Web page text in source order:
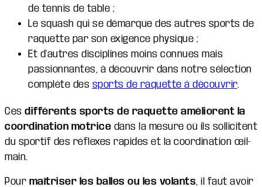
de tennis de table ;
Le squash qui se démarque des autres sports de
raquette par son exigence physique ;
Et d’autres disciplines moins connues mais
passionnantes, à découvrir dans notre sélection
complète des sports de raquette à découvrir.
Ces différents sports de raquette améliorent la
coordination motrice dans la mesure où ils sollicitent
du sportif des réflexes rapides et la coordination œil-
main.
Pour maîtriser les balles ou les volants , il faut avoir